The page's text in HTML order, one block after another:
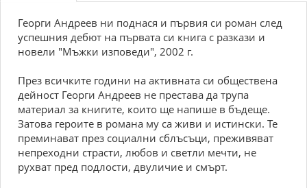
Георги Андреев ни поднася и първия си роман след
успешния дебют на първата си книга с разкази и
новели "Мъжки изповеди", 2002 г.
През всичките години на активната си обществена
дейност Георги Андреев не престава да трупа
материал за книгите, които ще напише в бъдеще.
Затова героите в романа му са живи и истински. Те
преминават през социални сблъсъци, преживяват
непреходни страсти, любов и светли мечти, не
рухват пред подлости, двуличие и смърт.